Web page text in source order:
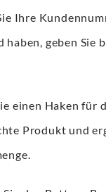
Ihre
haben, geben Sie
einen Haken für
Produkt und